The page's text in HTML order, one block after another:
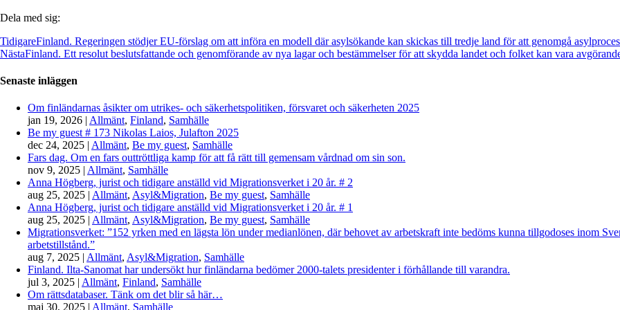
Dela med sig:
TidigareFinland. Regeringen stödjer EU-förslag om att införa en modell där asylsökande kan skickas till tredje land för att genomgå
NästaFinland. Ett resolut beslutsfattande och genomförande av nya lagar och bestämmelser för att skydda landet och folket kan vara
Senaste inläggen
Om finländarnas åsikter om utrikes- och säkerhetspolitiken, försvaret och säkerheten 2025
jan 19, 2026 | Allmänt, Finland, Samhälle
Be my guest # 173 Nikolas Laios, Julafton 2025
dec 24, 2025 | Allmänt, Be my guest, Samhälle
Fars dag. Om en fars outtröttliga kamp för att få rätt till gemensam vårdnad om sin son.
nov 9, 2025 | Allmänt, Samhälle
Anna Högberg, jurist och tidigare anställd vid Migrationsverket i 20 år. # 2
aug 25, 2025 | Allmänt, Asyl&Migration, Be my guest, Samhälle
Anna Högberg, jurist och tidigare anställd vid Migrationsverket i 20 år. # 1
aug 25, 2025 | Allmänt, Asyl&Migration, Be my guest, Samhälle
Migrationsverket: ”152 yrken med en lägsta lön under medianlönen, där behovet av arbetskraft inte bedöms kunna tillgodoses inom
arbetstillstånd.”
aug 7, 2025 | Allmänt, Asyl&Migration, Samhälle
Finland. Ilta-Sanomat har undersökt hur finländarna bedömer 2000-talets presidenter i förhållande till varandra.
jul 3, 2025 | Allmänt, Finland, Samhälle
Om rättsdatabaser. Tänk om det blir så här…
maj 30, 2025 | Allmänt, Samhälle